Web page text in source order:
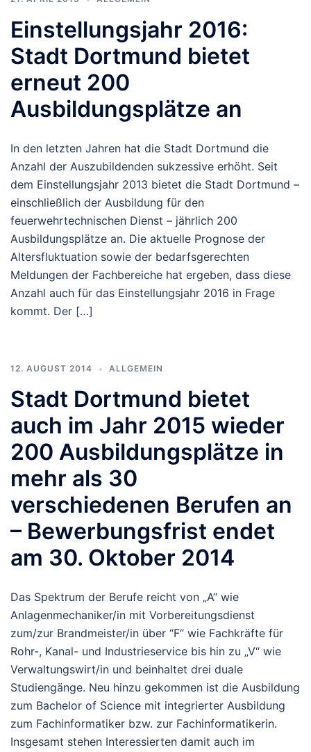
Einstellungsjahr 2016:
Stadt Dortmund bietet
erneut 200
Ausbildungsplätze an
In den letzten Jahren hat die Stadt Dortmund die
Anzahl der Auszubildenden sukzessive erhöht. Seit
dem Einstellungsjahr 2013 bietet die Stadt Dortmund –
einschließlich der Ausbildung für den
feuerwehrtechnischen Dienst – jährlich 200
Ausbildungsplätze an. Die aktuelle Prognose der
Altersfluktuation sowie der bedarfsgerechten
Meldungen der Fachbereiche hat ergeben, dass diese
Anzahl auch für das Einstellungsjahr 2016 in Frage
kommt. Der […]
12. AUGUST 2014 ALLGEMEIN
Stadt Dortmund bietet
auch im Jahr 2015 wieder
200 Ausbildungsplätze in
mehr als 30
verschiedenen Berufen an
– Bewerbungsfrist endet
am 30. Oktober 2014
Das Spektrum der Berufe reicht von „A“ wie
Anlagenmechaniker/in mit Vorbereitungsdienst
zum/zur Brandmeister/in über “F“ wie Fachkräfte für
Rohr-, Kanal- und Industrieservice bis hin zu „V“ wie
Verwaltungswirt/in und beinhaltet drei duale
Studiengänge. Neu hinzu gekommen ist die Ausbildung
zum Bachelor of Science mit integrierter Ausbildung
zum Fachinformatiker bzw. zur Fachinformatikerin.
Insgesamt stehen Interessierten damit auch im